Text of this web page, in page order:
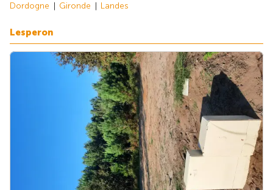
Dordogne Gironde Landes
Lesperon